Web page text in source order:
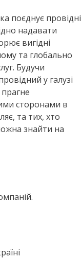
поєднує провідні
надавати
вигідні
та глобально
Будучи
у галузі
сторонами в
та тих, хто
знайти на